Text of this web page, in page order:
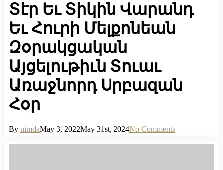
Տէր Եւ Տիկին Վարանդ
Եւ Հուրի Մելքոնեան
Զօրակցական
Այցելութիւն Տուաւ
Առաջնորդ Սրբազան
Հօր
By nimdaMay 3, 2022May 31st, 2024No Comments